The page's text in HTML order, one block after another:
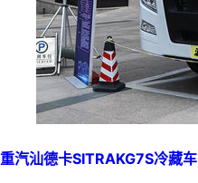
重汽汕德卡SITRAKG7S冷藏车